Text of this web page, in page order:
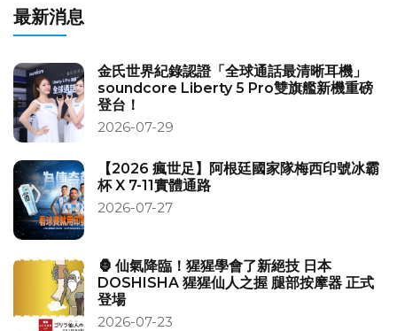
最新消息
金氏世界紀錄認證「全球通話最清晰耳機」
soundcore Liberty 5 Pro雙旗艦新機重磅
登台！
2026-07-29
【2026 瘋世足】阿根廷國家隊梅西印號冰霸
杯 X 7-11實體通路
2026-07-27
🦍 仙氣降臨！猩猩學會了新絕技 日本
DOSHISHA 猩猩仙人之握 腿部按摩器 正式
登場
2026-07-23